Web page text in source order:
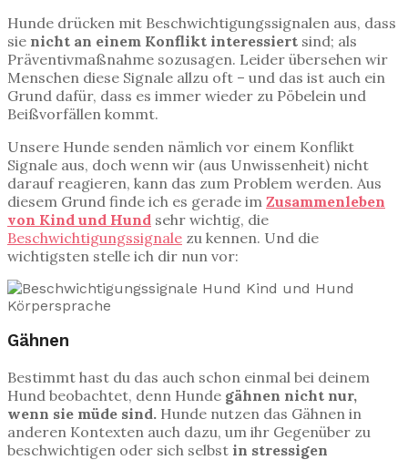
Hunde drücken mit Beschwichtigungssignalen aus, dass
sie nicht an einem Konflikt interessiert sind; als
Präventivmaßnahme sozusagen. Leider übersehen wir
Menschen diese Signale allzu oft – und das ist auch ein
Grund dafür, dass es immer wieder zu Pöbelein und
Beißvorfällen kommt.
Unsere Hunde senden nämlich vor einem Konflikt
Signale aus, doch wenn wir (aus Unwissenheit) nicht
darauf reagieren, kann das zum Problem werden. Aus
diesem Grund finde ich es gerade im Zusammenleben
von Kind und Hund sehr wichtig, die
Beschwichtigungssignale zu kennen. Und die
wichtigsten stelle ich dir nun vor:
Gähnen
Bestimmt hast du das auch schon einmal bei deinem
Hund beobachtet, denn Hunde gähnen nicht nur,
wenn sie müde sind. Hunde nutzen das Gähnen in
anderen Kontexten auch dazu, um ihr Gegenüber zu
beschwichtigen oder sich selbst in stressigen